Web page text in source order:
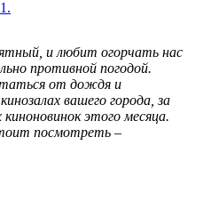
и любит огорчать нас
противной погодой.
от дождя и
вашего города, за
этого месяца.
посмотреть –